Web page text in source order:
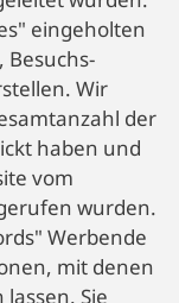
eingeholten
Wir
der
haben und
vom
wurden.
Werbende
mit denen
Sie